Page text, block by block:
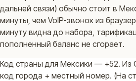
дальней связи) обычно стоит в
минуты, чем VoIP-звонок из
минуту видна до набора,
пополненный баланс не сгорает.
Код страны для Мексики — +52. Из
код города + местный номер. (На